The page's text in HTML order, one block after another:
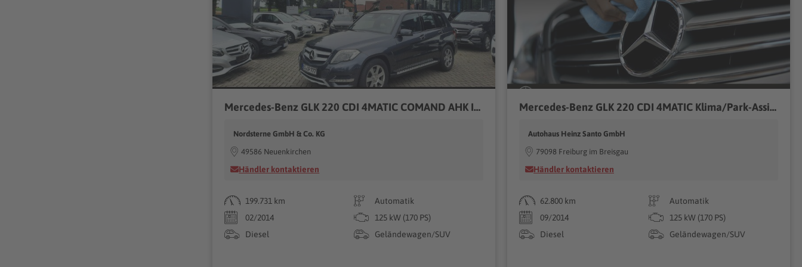
Mercedes-Benz GLK 220 CDI 4MATIC COMAND AHK ILS KLIMA LED
Nordsterne GmbH & Co. KG
49586 Neuenkirchen
Händler kontaktieren
199.731 km
Automatik
02/2014
125 kW (170 PS)
Diesel
Geländewagen/SUV
Mercedes-Benz GLK 220 CDI 4MATIC Klima/Park-Assist./Sitzhzg.
Autohaus Heinz Santo GmbH
79098 Freiburg im Breisgau
Händler kontaktieren
62.800 km
Automatik
09/2014
125 kW (170 PS)
Diesel
Geländewagen/SUV